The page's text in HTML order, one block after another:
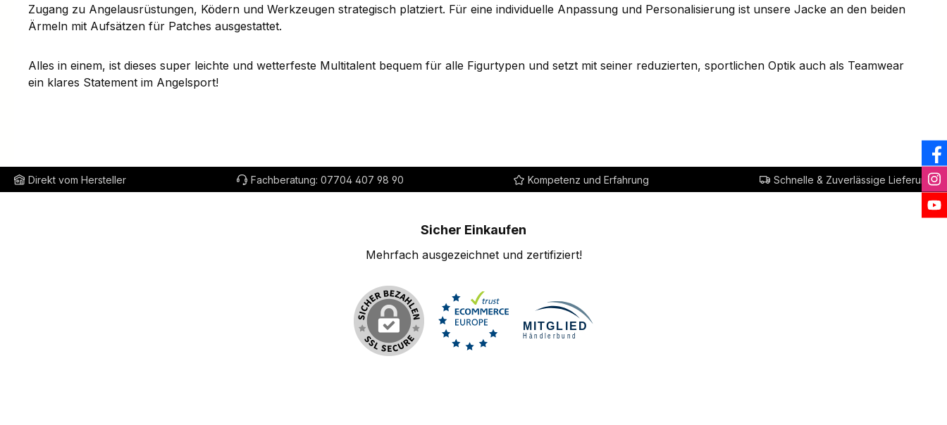
Zugang zu Angelausrüstungen, Ködern und Werkzeugen strategisch platziert. Für eine individuelle Anpassung und Personalisierung ist unsere Jacke an den beiden
Ärmeln mit Aufsätzen für Patches ausgestattet.
Alles in einem, ist dieses super leichte und wetterfeste Multitalent bequem für alle Figurtypen und setzt mit seiner reduzierten, sportlichen Optik auch als Teamwear
ein klares Statement im Angelsport!
Direkt vom Hersteller Fachberatung: 07704 407 98 90 Kompetenz und Erfahrung Schnelle & Zuverlässige Lieferung
Sicher Einkaufen
Mehrfach ausgezeichnet und zertifiziert!